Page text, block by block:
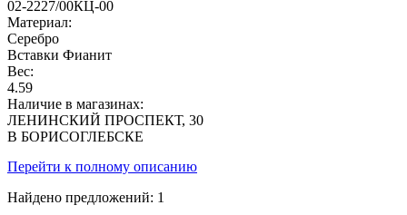
02-2227/00КЦ-00
Материал:
Серебро
Вставки Фианит
Вес:
4.59
Наличие в магазинах:
ЛЕНИНСКИЙ ПРОСПЕКТ, 30
В БОРИСОГЛЕБСКЕ
Перейти к полному описанию
Найдено предложений: 1